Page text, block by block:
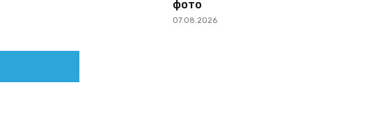
фото
07.08.2026